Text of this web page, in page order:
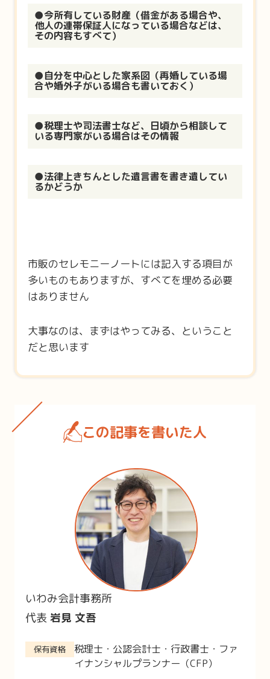
●今所有している財産（借金がある場合や、
他人の連帯保証人になっている場合などは、
その内容もすべて）
●自分を中心とした家系図（再婚している場
合や婚外子がいる場合も書いておく）
●税理士や司法書士など、日頃から相談して
いる専門家がいる場合はその情報
●法律上きちんとした遺言書を書き遺してい
るかどうか
市販のセレモニーノートには記入する項目が
多いものもありますが、すべてを埋める必要
はありません
大事なのは、まずはやってみる、ということ
だと思います
この記事を書いた人
いわみ会計事務所
代表 岩見 文吾
保有資格
税理士・公認会計士・行政書士・ファ
イナンシャルプランナー（CFP）